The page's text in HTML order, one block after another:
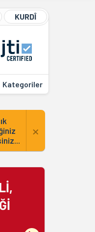
KURDÎ
Kategoriler
×